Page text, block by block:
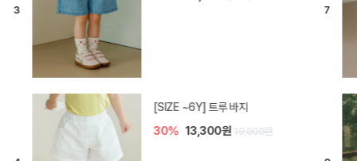
엘로디 니트 아기 바지
20% 16,000원 20,000원